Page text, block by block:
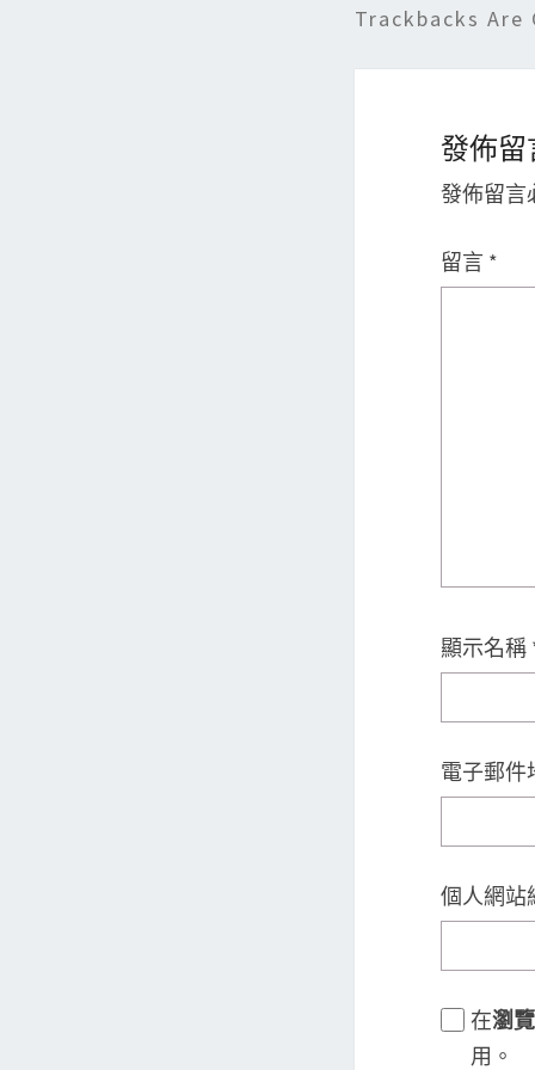
Trackbacks Are
發佈留
發佈留言
留言 *
顯示名稱
電子郵件
個人網站
在瀏
用。